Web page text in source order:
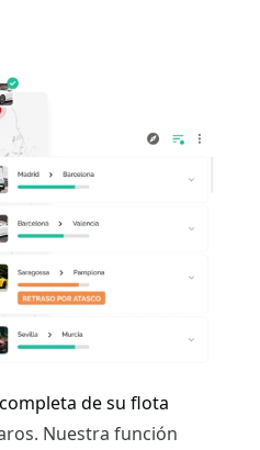
de su flota
Nuestra función